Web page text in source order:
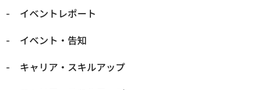
イベントレポート
イベント・告知
キャリア・スキルアップ